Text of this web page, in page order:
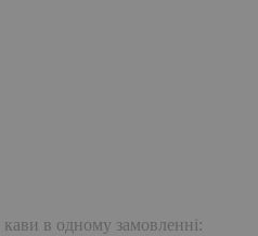
кави в одному замовленні: